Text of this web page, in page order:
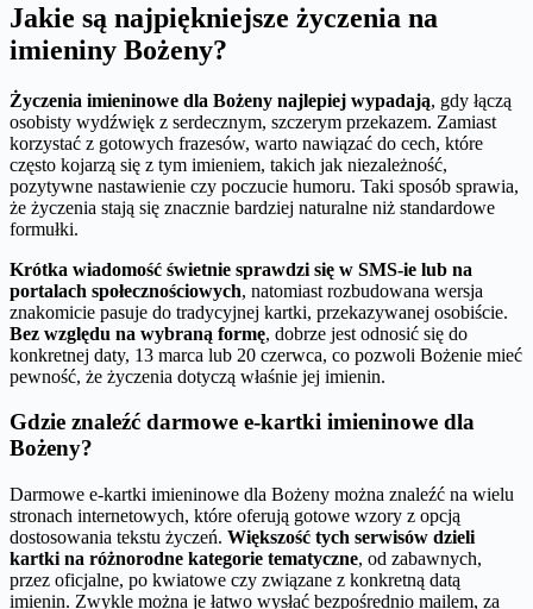
Jakie są najpiękniejsze życzenia na
imieniny Bożeny?
Życzenia imieninowe dla Bożeny najlepiej wypadają, gdy łączą
osobisty wydźwięk z serdecznym, szczerym przekazem. Zamiast
korzystać z gotowych frazesów, warto nawiązać do cech, które
często kojarzą się z tym imieniem, takich jak niezależność,
pozytywne nastawienie czy poczucie humoru. Taki sposób sprawia,
że życzenia stają się znacznie bardziej naturalne niż standardowe
formułki.
Krótka wiadomość świetnie sprawdzi się w SMS-ie lub na
portalach społecznościowych, natomiast rozbudowana wersja
znakomicie pasuje do tradycyjnej kartki, przekazywanej osobiście.
Bez względu na wybraną formę, dobrze jest odnosić się do
konkretnej daty, 13 marca lub 20 czerwca, co pozwoli Bożenie mieć
pewność, że życzenia dotyczą właśnie jej imienin.
Gdzie znaleźć darmowe e-kartki imieninowe dla
Bożeny?
Darmowe e-kartki imieninowe dla Bożeny można znaleźć na wielu
stronach internetowych, które oferują gotowe wzory z opcją
dostosowania tekstu życzeń. Większość tych serwisów dzieli
kartki na różnorodne kategorie tematyczne, od zabawnych,
przez oficjalne, po kwiatowe czy związane z konkretną datą
imienin. Zwykle można je łatwo wysłać bezpośrednio mailem, za